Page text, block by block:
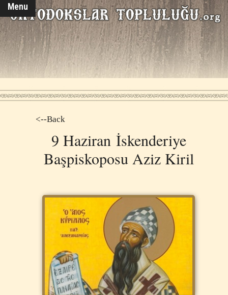
Menu
<--Back
9 Haziran İskenderiye
Başpiskoposu Aziz Kiril